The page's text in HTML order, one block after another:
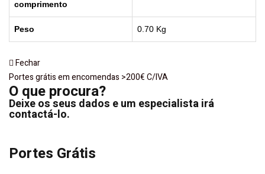
comprimento
Peso 0.70 Kg
Fechar
Portes grátis em encomendas >200€ C/IVA
O que procura?
Deixe os seus dados e um especialista irá
contactá-lo.
Portes Grátis